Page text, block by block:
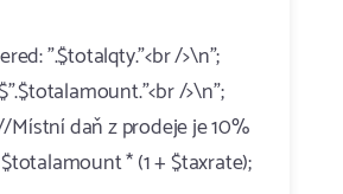
".$totalqty."<br />\n";
/>\n";
Místní daň z prodeje je 10%
* (1 + $taxrate);